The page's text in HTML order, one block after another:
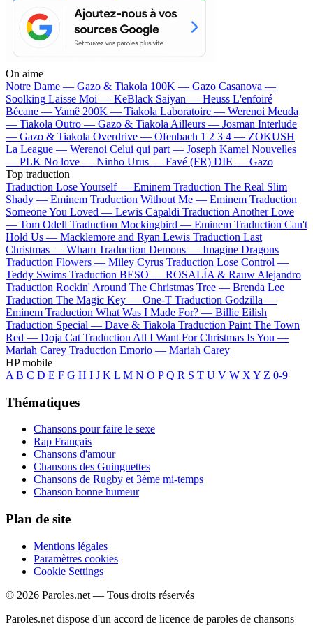
On aime
Notre Dame — Gazo & Tiakola 100K — Gazo Casanova —
Soolking Laisse Moi — KeBlack Saiyan — Heuss L'enfoiré
Bécane —Yamê 200K — Tiakola Laboratoire — Werenoi Meuda
— Tiakola Outro — Gazo & Tiakola Ailleurs — Josman Interlude
— Gazo & Tiakola Overdrive — Ofenbach 1 2 3 4 — ZOKUSH
La League — Werenoi Celui qui part — Joseph Kamel Nouvelles
— PLK No love — Ninho Urus — Favé (FR) DIE — Gazo
Top traduction
Traduction Lose Yourself — Eminem Traduction The Real Slim
Shady — Eminem Traduction Without Me — Eminem Traduction
Someone You Loved — Lewis Capaldi Traduction Another Love
— Tom Odell Traduction Mockingbird — Eminem Traduction Can't
Hold Us — Macklemore and Ryan Lewis Traduction Last
Christmas — Wham Traduction Demons — Imagine Dragons
Traduction Flowers — Miley Cyrus Traduction Lose Control —
Teddy Swims Traduction BESO — ROSALÍA & Rauw Alejandro
Traduction Rockin' Around The Christmas Tree — Brenda Lee
Traduction The Magic Key — One-T Traduction Godzilla —
Eminem Traduction What Was I Made For? — Billie Eilish
Traduction Special — Dave & Tiakola Traduction Paint The Town
Red — Doja Cat Traduction All I Want For Christmas Is You —
Mariah Carey Traduction Emorio — Mariah Carey
HP mobile
A B C D E F G H I J K L M N O P Q R S T U V W X Y Z 0-9
Thématiques
Chansons pour faire le sexe
Rap Français
Chansons d'amour
Chansons des Guinguettes
Chansons de Rugby et 3ème mi-temps
Chanson bonne humeur
Plan de site
Mentions légales
Paramètres cookies
Cookie Settings
© 2026 Paroles.net — Tous droits réservés
Paroles.net dispose d'un accord de licence de paroles de chansons